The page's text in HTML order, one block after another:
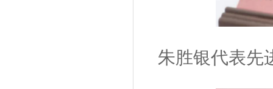
朱胜银代表先